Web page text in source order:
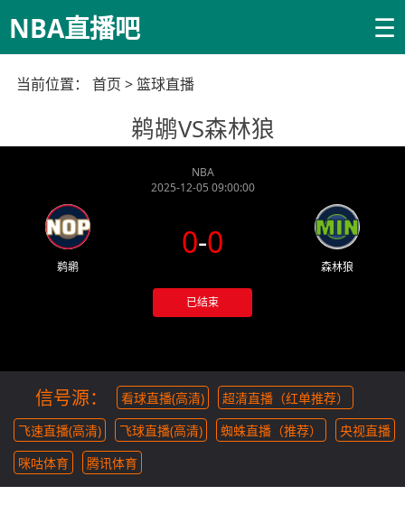
NBA直播吧 ☰
当前位置： 首页 >篮球直播
鹈鹕VS森林狼
NBA
2025-12-05 09:00:00
鹈鹕
0-0
已结束
森林狼
信号源： 看球直播(高清)
超清直播（红单推荐）
飞速直播(高清)
飞球直播(高清) 蜘蛛直播（推荐）
央视直播
咪咕体育
腾讯体育